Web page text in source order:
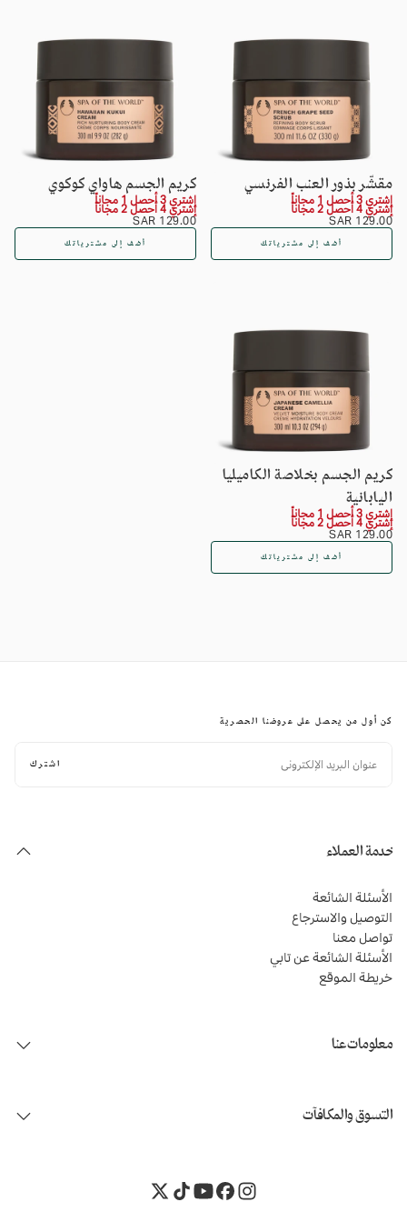
مقشّر بذور العنب الفرنسي
إشتري 3 أحصل 1 مجاناً
إشتري 4 أحصل 2 مجاناً
129.00
SAR
السعر
العادي
129.00 SAR
أضف إلى مشترياتك
كريم الجسم هاواي كوكوي
إشتري 3 أحصل 1 مجاناً
إشتري 4 أحصل 2 مجاناً
129.00
SAR
السعر
العادي
129.00 SAR
أضف إلى مشترياتك
كريم الجسم بخلاصة الكاميليا
اليابانية
إشتري 3 أحصل 1 مجاناً
إشتري 4 أحصل 2 مجاناً
129.00
SAR
السعر
العادي
129.00 SAR
أضف إلى مشترياتك
كن أول من يحصل على عروضنا الحصرية
الإلكتروني
اشترك
خدمة العملاء
الأسئلة الشائعة
التوصيل والاسترجاع
تواصل معنا
الأسئلة الشائعة عن تابي
خريطة الموقع
معلومات عنا
التسوق والمكافآت